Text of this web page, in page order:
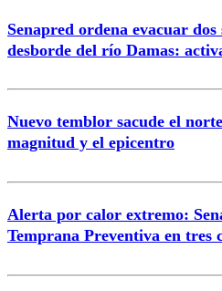
Correo
Senapred ordena evacuar
desborde del río Damas:
Nuevo temblor sacude el
magnitud y el epicentro
Alerta por calor extremo:
Temprana Preventiva en tres